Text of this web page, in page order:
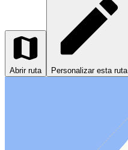
Abrir ruta Personalizar esta ruta